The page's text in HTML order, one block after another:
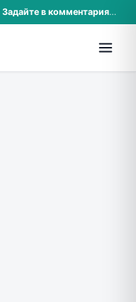
Задайте в комментариях — ответим!